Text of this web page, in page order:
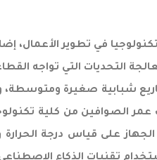
في تطوير الأعمال،
التحديات التي تواجه
شبابية صغيرة
عمر الصوافين من كلية
على قياس درجة